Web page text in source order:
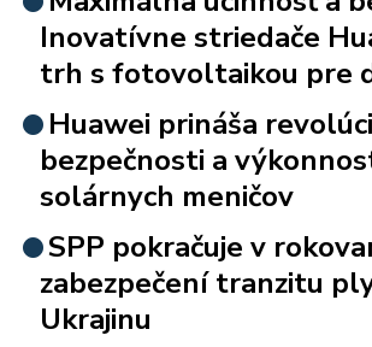
Inovatívne striedače
trh s fotovoltaikou pre
Huawei prináša
bezpečnosti a
solárnych meničov
SPP pokračuje v
zabezpečení tranzitu
Ukrajinu